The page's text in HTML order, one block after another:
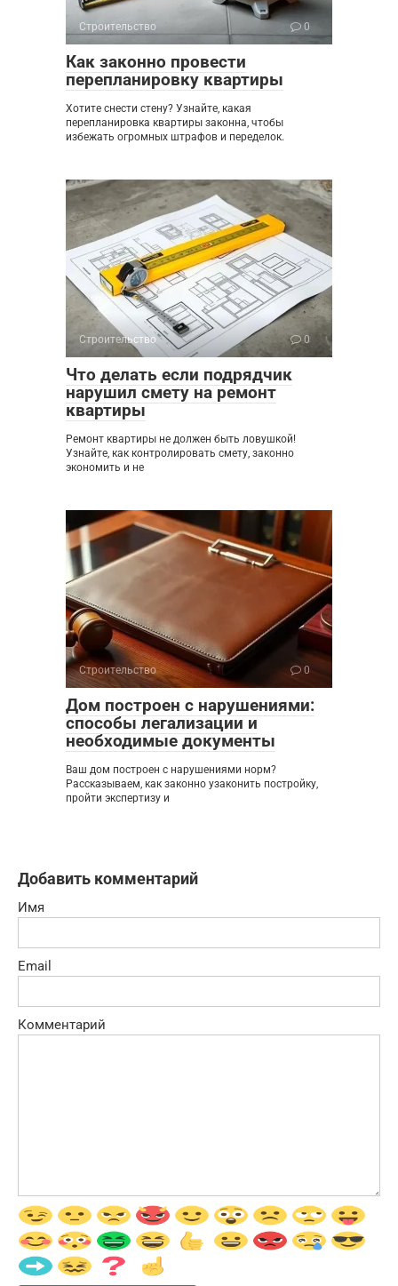
Строительство 0
Как законно провести
перепланировку квартиры
Хотите снести стену? Узнайте, какая
перепланировка квартиры законна, чтобы
избежать огромных штрафов и переделок.
Строительство 0
Что делать если подрядчик
нарушил смету на ремонт
квартиры
Ремонт квартиры не должен быть ловушкой!
Узнайте, как контролировать смету, законно
экономить и не
Строительство 0
Дом построен с нарушениями:
способы легализации и
необходимые документы
Ваш дом построен с нарушениями норм?
Рассказываем, как законно узаконить постройку,
пройти экспертизу и
Добавить комментарий
Имя
Email
Комментарий